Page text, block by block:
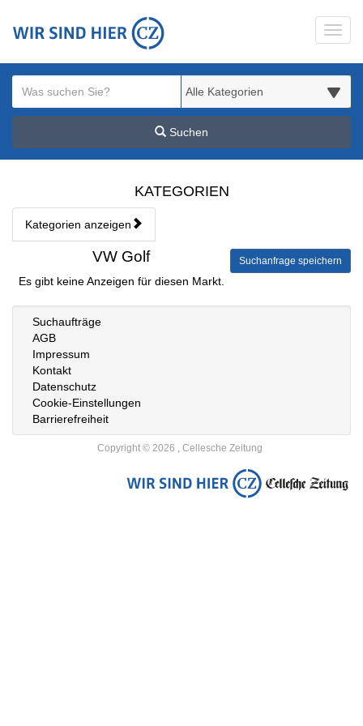
Suchen
Kategorien & Anzeigen
KATEGORIEN
Kategorien anzeigen
Bedienhinweis: Navigieren Sie mit Tab (Shift+Tab zurück).
Rubrik:
VW Golf Suchanfrage speichern
Es gibt keine Anzeigen für diesen Markt.
Suchaufträge
AGB
Impressum
Kontakt
Datenschutz
Cookie-Einstellungen
Barrierefreiheit
Copyright © 2026 , Cellesche Zeitung
Startseite